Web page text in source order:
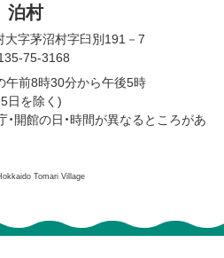
泊村
字茅沼村字臼別191－7
75-3168
午前8時30分から午後5時
5日を除く)
・開館の日・時間が異なるところがあ
Tomari Village